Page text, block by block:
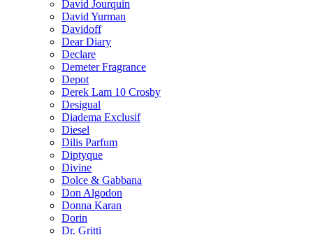
David Jourquin
David Yurman
Davidoff
Dear Diary
Declare
Demeter Fragrance
Depot
Derek Lam 10 Crosby
Desigual
Diadema Exclusif
Diesel
Dilis Parfum
Diptyque
Divine
Dolce & Gabbana
Don Algodon
Donna Karan
Dorin
Dr. Gritti